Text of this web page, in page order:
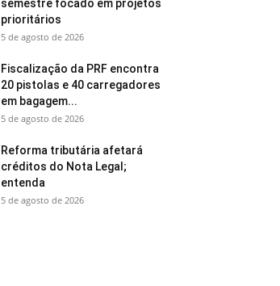
semestre focado em projetos
prioritários
5 de agosto de 2026
Fiscalização da PRF encontra
20 pistolas e 40 carregadores
em bagagem...
5 de agosto de 2026
Reforma tributária afetará
créditos do Nota Legal;
entenda
5 de agosto de 2026